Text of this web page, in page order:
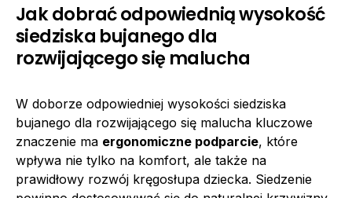
Jak dobrać odpowiednią wysokość
siedziska bujanego dla
rozwijającego się malucha
W doborze odpowiedniej wysokości siedziska
bujanego dla rozwijającego się malucha kluczowe
znaczenie ma ergonomiczne podparcie, które
wpływa nie tylko na komfort, ale także na
prawidłowy rozwój kręgosłupa dziecka. Siedzenie